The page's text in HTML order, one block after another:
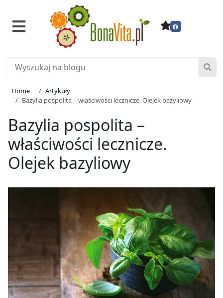
Home
Artykuły
Bazylia pospolita – właściwości lecznicze. Olejek bazyliowy
Bazylia pospolita –
właściwości lecznicze.
Olejek bazyliowy